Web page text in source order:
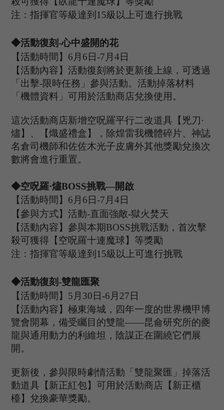
注：指揮官等級達到 15級以上可進行挑戰
◆活動復刻-心中盛開的花
【活動時間】 6 月 6日-7 月4日
【活動內容】活動復刻將於更新後上線，可透過
「出擊-限時任務」參與活動。活動掉落材料
「機體資料」可用於活動商店兌換使用。
這次活動商店新增空呪羅平行二改道具【兇刀·
燼】、【熾盛禮盒】，除煌雷我機體碎片、神誌
名倉司機師和佐佐木光子皮膚外其他獎勵兌換次
數將會進行重置。
◆空呪羅·燼BOSS挑戰—開啟
【活動時間】 6 月 6日-7 月4日
【參與方式】 活動-直面強敵-獄火焚天
【活動內容】參與本期BOSS挑戰活動，首次擊
殺可獲得【空呪羅十連魔球】等獎勵
注：指揮官等級達到 15級以上可進行挑戰
◆活動復刻-雙龍匯聚
【活動時間】 5 月 30日-6 月 27日
【活動內容】極東海城，四年一度的世界機甲博
覽會開幕，備受矚目的雙龍——昆侖研究所的夔
龍與通用動力的利維坦，陰謀正在圍繞它們展
開。
更新後，參與限時劇情活動「雙龍聚匯」掉落活
動道具【新正紅包】可用於活動商店【新正櫃
檯】兌換豪華獎勵。